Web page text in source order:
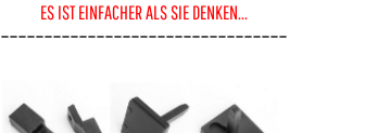
ES IST EINFACHER ALS SIE DENKEN...
---------------------------------